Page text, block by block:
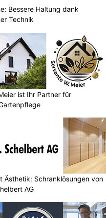
Bessere Haltung dank
Technik
ist Ihr Partner für
Ästhetik: Schranklösungen von
AG